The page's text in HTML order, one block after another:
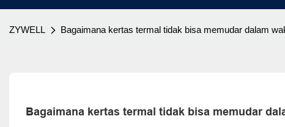
ZYWELL Bagaimana kertas termal tidak bisa memudar dalam
Bagaimana kertas termal tidak bisa memudar